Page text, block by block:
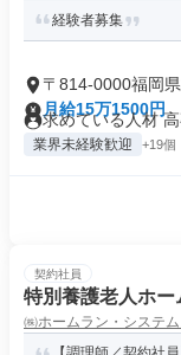
経験者募集
〒814-0000福岡
月給15万1500円
求めている人材
業界未経験歓迎 +19個
契約社員
特別養護老人ホ
㈱ホームラン・システ